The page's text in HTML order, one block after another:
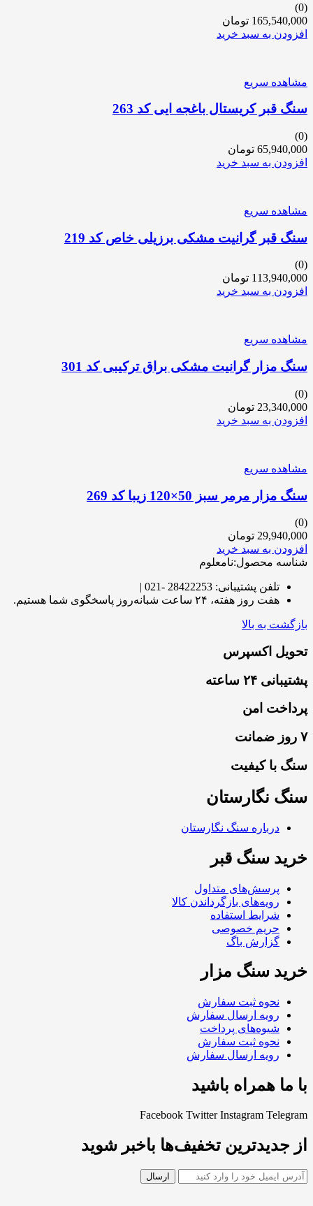
(0)
165,540,000 تومان
افزودن به سبد خرید
مشاهده سریع
سنگ قبر کریستال باغجه ایی کد 263
(0)
65,940,000 تومان
افزودن به سبد خرید
مشاهده سریع
سنگ قبر گرانیت مشکی برزیلی خاص کد 219
(0)
113,940,000 تومان
افزودن به سبد خرید
مشاهده سریع
سنگ مزار گرانیت مشکی براق ترکیبی کد 301
(0)
23,340,000 تومان
افزودن به سبد خرید
مشاهده سریع
سنگ مزار مرمر سبز 50×120 زیبا کد 269
(0)
29,940,000 تومان
افزودن به سبد خرید
شناسه محصول:نامعلوم
تلفن پشتیبانی: 28422253 -021 |
هفت روز هفته، ۲۴ ساعت شبانه‌روز پاسخگوی شما هستیم.
بازگشت به بالا
تحویل اکسپرس
پشتیبانی ۲۴ ساعته
پرداخت امن
۷ روز ضمانت
سنگ با کیفیت
سنگ نگارستان
درباره سنگ نگارستان
خرید سنگ قبر
پرسش‌های متداول
رویه‌های بازگرداندن کالا
شرایط استفاده
حریم خصوصی
گزارش باگ
خرید سنگ مزار
نحوه ثبت سفارش
رویه ارسال سفارش
شیوه‌های پرداخت
نحوه ثبت سفارش
رویه ارسال سفارش
با ما همراه باشید
Facebook Twitter Instagram Telegram
از جدیدترین تخفیف‌ها باخبر شوید